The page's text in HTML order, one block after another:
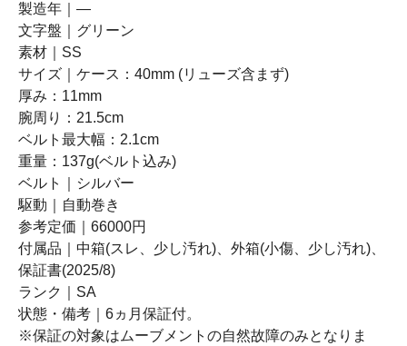
製造年｜―
文字盤｜グリーン
素材｜SS
サイズ｜ケース：40mm (リューズ含まず)
厚み：11mm
腕周り：21.5cm
ベルト最大幅：2.1cm
重量：137g(ベルト込み)
ベルト｜シルバー
駆動｜自動巻き
参考定価｜66000円
付属品｜中箱(スレ、少し汚れ)、外箱(小傷、少し汚れ)、
保証書(2025/8)
ランク｜SA
状態・備考｜6ヵ月保証付。
※保証の対象はムーブメントの自然故障のみとなりま